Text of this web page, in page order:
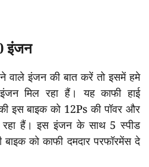
इंजन
इंजन की बात करें तो इसमें हमे
मिल रहा हैं। यह काफी हाई
इस बाइक को 12Ps की पॉवर और
रहा हैं। इस इंजन के साथ 5 स्पीड
बाइक को काफी दमदार परफॉरमेंस दे